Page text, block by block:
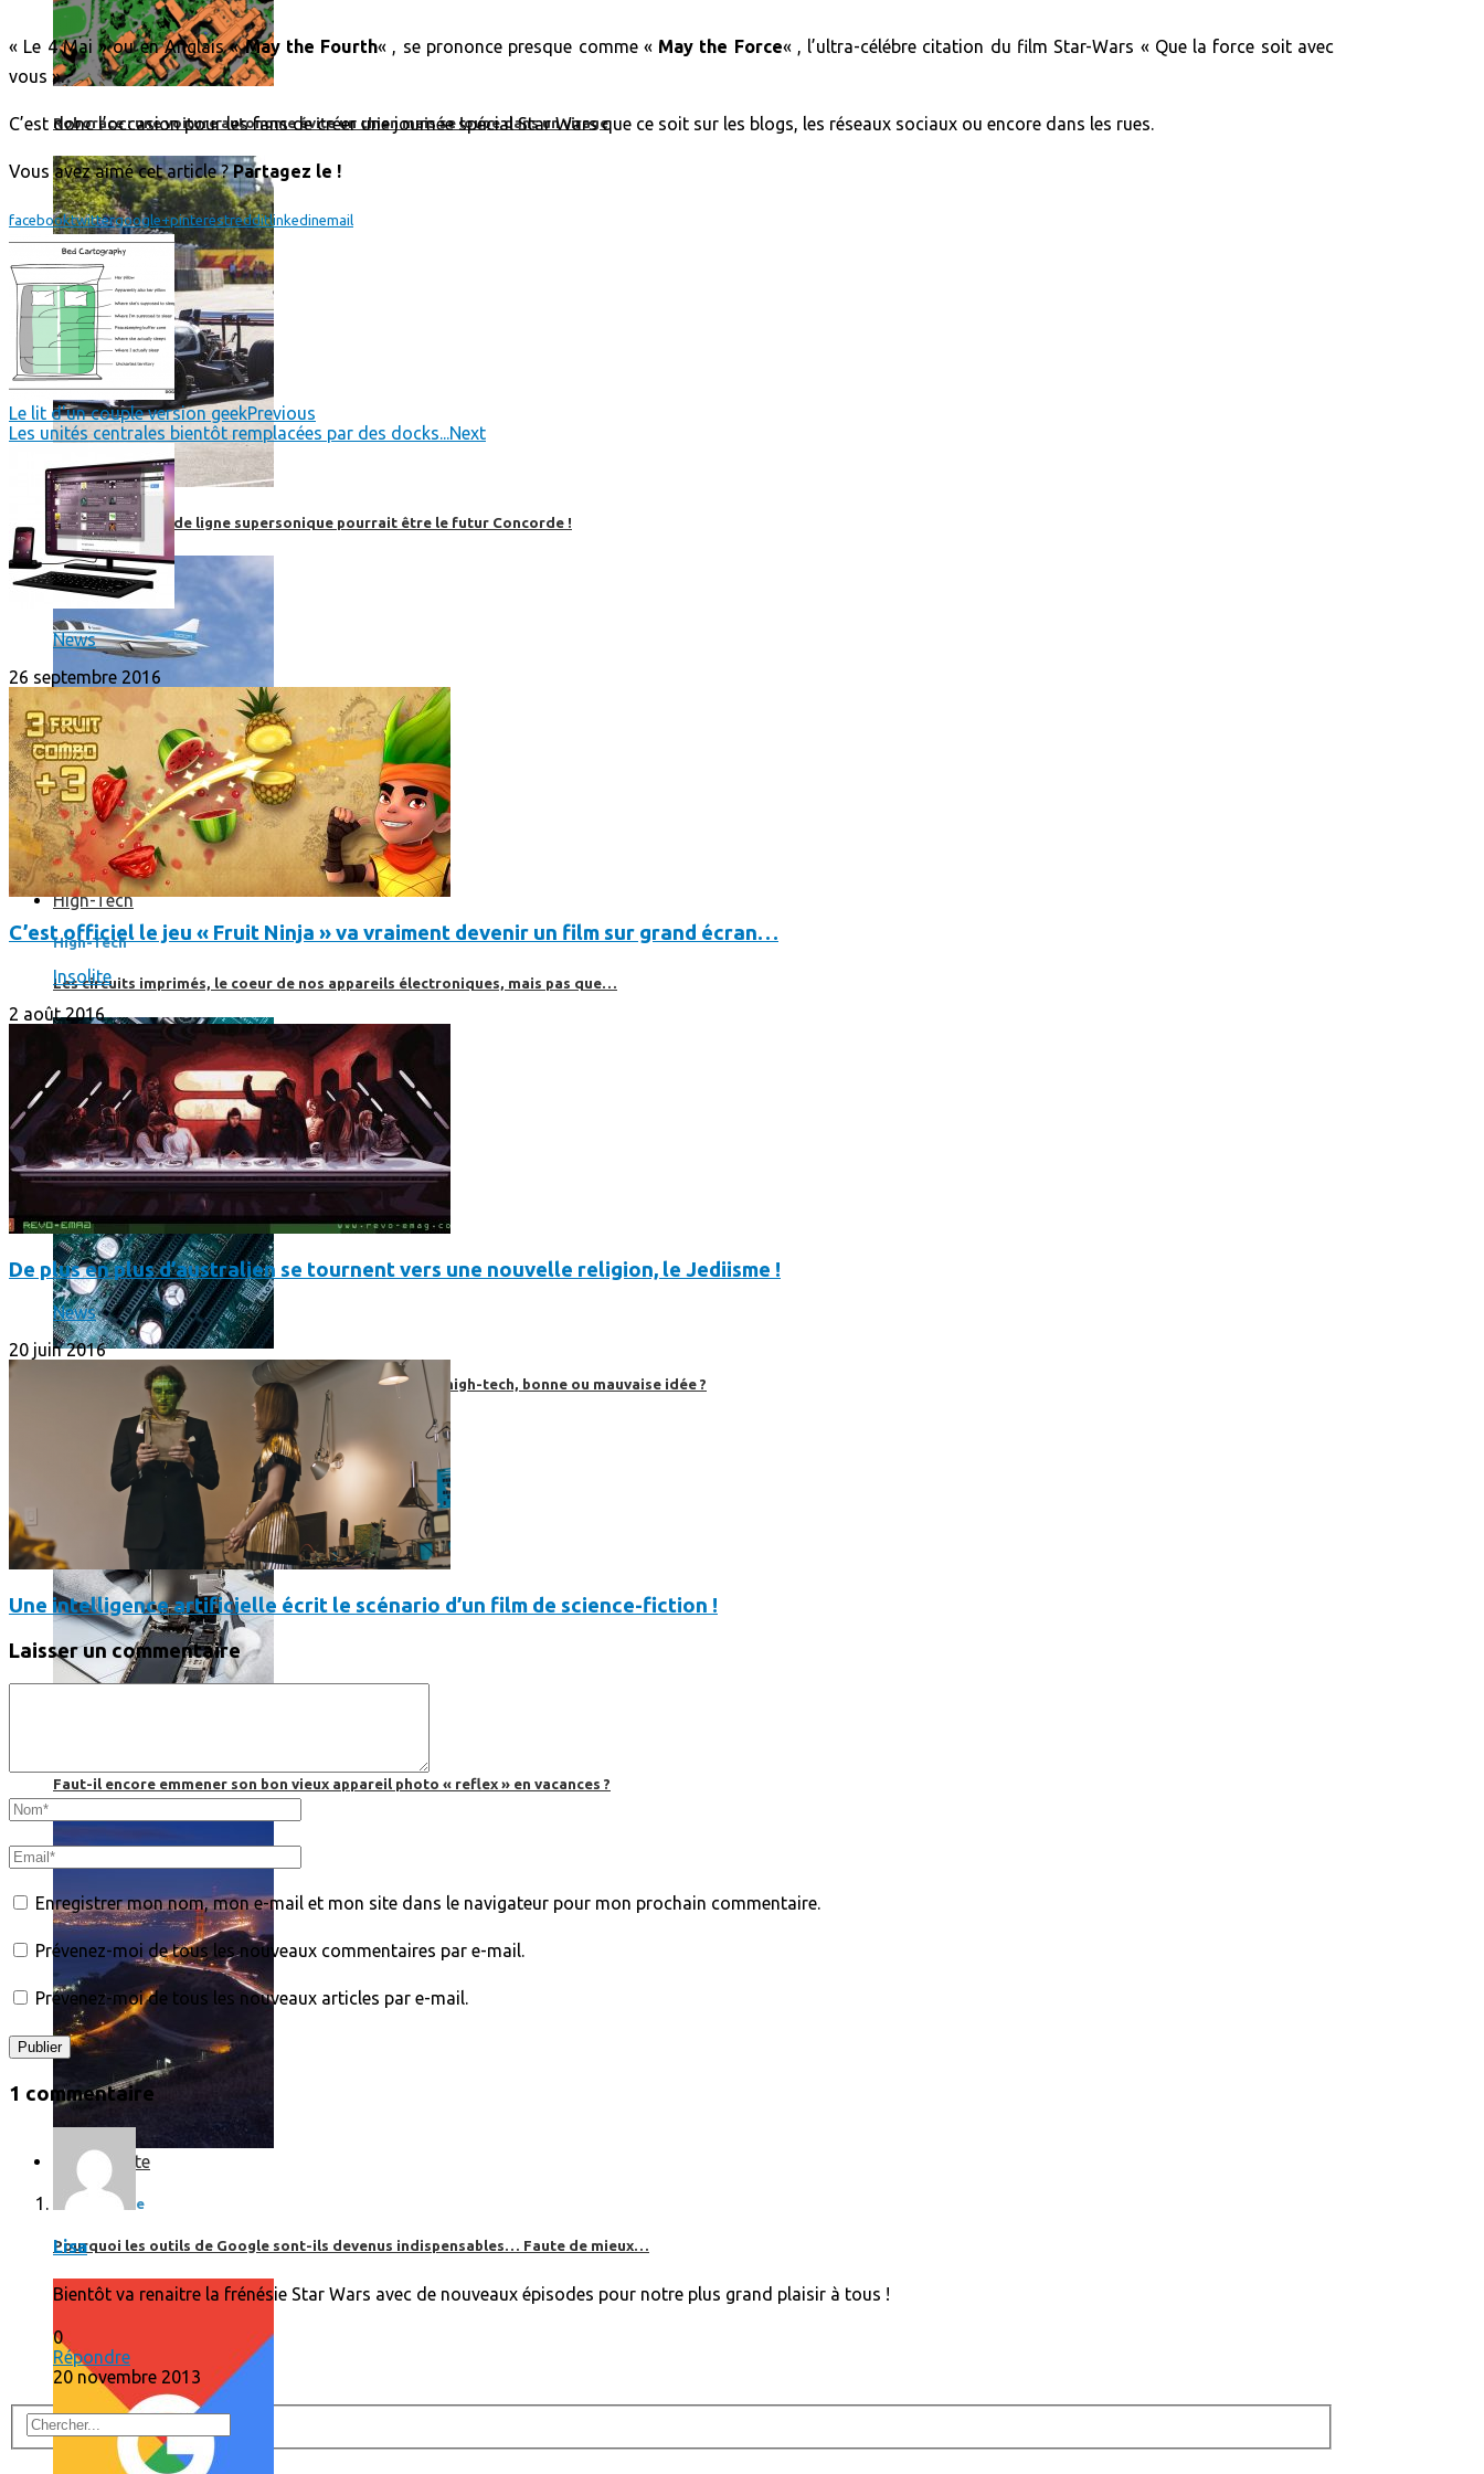
Roborace : une voiture autonome évite un chien mais se loupe dans un virage
Boom, cet avion de ligne supersonique pourrait être le futur Concorde !
High-Tech
High-Tech
Les circuits imprimés, le coeur de nos appareils électroniques, mais pas que…
Prendre une extension de garantie pour vos appareils high-tech, bonne ou mauvaise idée ?
Faut-il encore emmener son bon vieux appareil photo « reflex » en vacances ?
Print’Minute
Print'Minute
Pourquoi les outils de Google sont-ils devenus indispensables… Faute de mieux…
« Le 4 Mai » ou en Anglais «May the Fourth« , se prononce presque comme « May the Force« , l’ultra-célébre citation du film Star-Wars « Que la force soit avec
vous ».
C’est donc l’occasion pour les fans de créer une journée spécial Star Wars que ce soit sur les blogs, les réseaux sociaux ou encore dans les rues.
Vous avez aimé cet article ?Partagez le !
facebooktwittergoogle+pinterestredditlinkedinemail
Le lit d'un couple version geekPrevious
Les unités centrales bientôt remplacées par des docks...Next
News
26 septembre 2016
C’est officiel le jeu « Fruit Ninja » va vraiment devenir un film sur grand écran…
Insolite
2 août 2016
De plus en plus d’australien se tournent vers une nouvelle religion, le Jediisme !
News
20 juin 2016
Une intelligence artificielle écrit le scénario d’un film de science-fiction !
Laisser un commentaire
Enregistrer mon nom, mon e-mail et mon site dans le navigateur pour mon prochain commentaire.
Prévenez-moi de tous les nouveaux commentaires par e-mail.
Prévenez-moi de tous les nouveaux articles par e-mail.
1 commentaire
Lisa
Bientôt va renaitre la frénésie Star Wars avec de nouveaux épisodes pour notre plus grand plaisir à tous !
0
Répondre
20 novembre 2013